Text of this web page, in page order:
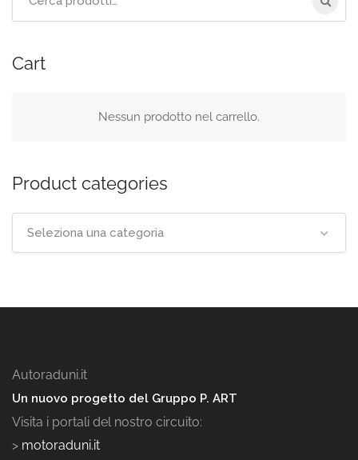
Cart
Nessun prodotto nel carrello.
Product categories
Seleziona una categoria
Autoraduni.it
Un nuovo progetto del Gruppo P. ART
Visita i portali del nostro circuito:
> motoraduni.it